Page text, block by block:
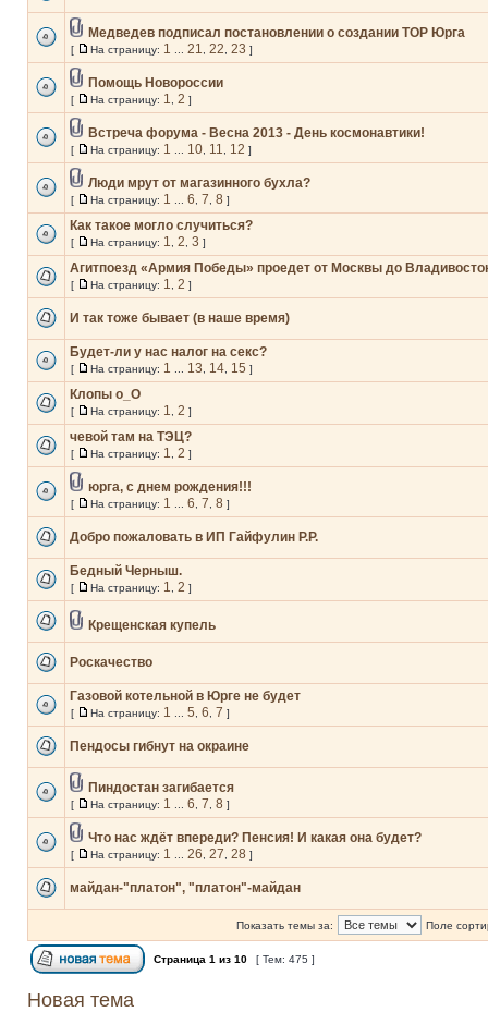
Медведев подписал постановлении о создании ТОР Юрга
[ На страницу: 1 21 22 23 ]
Помощь Новороссии
[ На страницу: 1 2 ]
Встреча форума - Весна 2013 - День космонавтики!
[ На страницу: 1 10 11 12 ]
Люди мрут от магазинного бухла?
[ На страницу: 1 6 7 8 ]
Как такое могло случиться?
[ На страницу: 1 2 3 ]
Агитпоезд «Армия Победы» проедет от Москвы до
[ На страницу: 1 2 ]
И так тоже бывает (в наше время)
Будет-ли у нас налог на секс?
[ На страницу: 1 13 14 15 ]
Клопы о_О
[ На страницу: 1 2 ]
чевой там на ТЭЦ?
[ На страницу: 1 2 ]
юрга, с днем рождения!!!
[ На страницу: 1 6 7 8 ]
Добро пожаловать в ИП Гайфулин Р.Р.
Бедный Черныш.
[ На страницу: 1 2 ]
Крещенская купель
Роскачество
Газовой котельной в Юрге не будет
[ На страницу: 1 5 6 7 ]
Пендосы гибнут на окраине
Пиндостан загибается
[ На страницу: 1 6 7 8 ]
Что нас ждёт впереди? Пенсия! И какая она будет?
[ На страницу: 1 26 27 28 ]
майдан-"платон", "платон"-майдан
Показать темы за: Поле
Страница 1 из 10 [ Тем: 475 ]
Новая тема